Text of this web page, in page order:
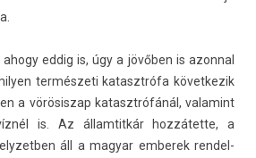
eddig is, úgy a jövőben is azonn­al
természeti katasztrófa követ­kezik
a vörösis­zap katasztrófánál, valamint
is. Az állam­titkár hozzátette, a
áll a magyar em­berek re­ndel­